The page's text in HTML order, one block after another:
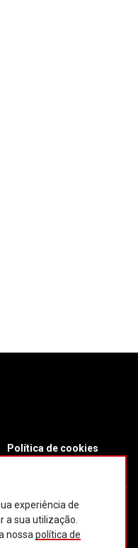
Política de cookies
reservados.
experiência de
a sua utilização.
nossa política de